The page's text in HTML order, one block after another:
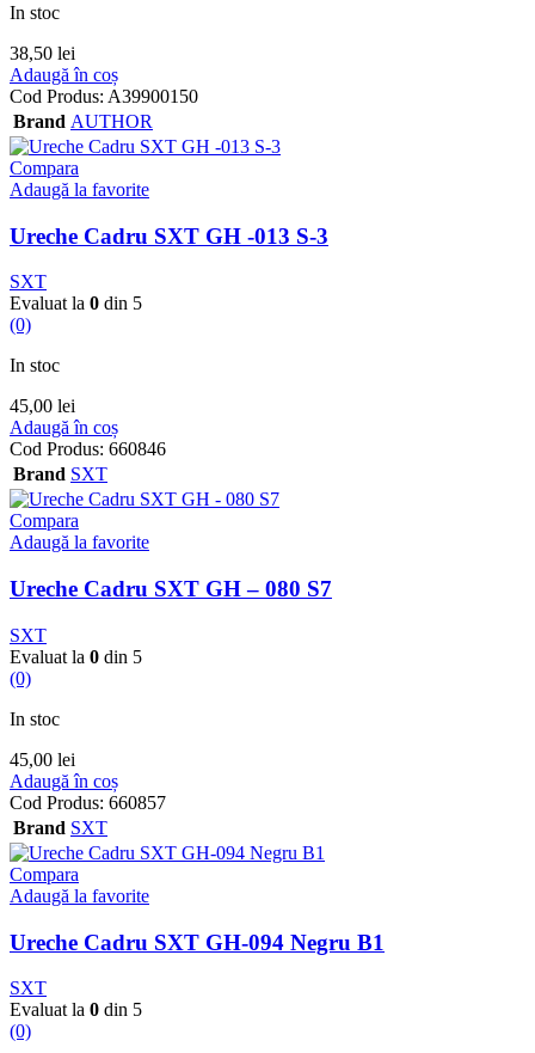
In stoc
38,50 lei
Adaugă în coș
Cod Produs: A39900150
Brand AUTHOR
Compara
Adaugă la favorite
Ureche Cadru SXT GH -013 S-3
SXT
Evaluat la 0 din 5
(0)
In stoc
45,00 lei
Adaugă în coș
Cod Produs: 660846
Brand SXT
Compara
Adaugă la favorite
Ureche Cadru SXT GH – 080 S7
SXT
Evaluat la 0 din 5
(0)
In stoc
45,00 lei
Adaugă în coș
Cod Produs: 660857
Brand SXT
Compara
Adaugă la favorite
Ureche Cadru SXT GH-094 Negru B1
SXT
Evaluat la 0 din 5
(0)